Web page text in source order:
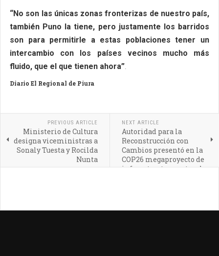
“No son las únicas zonas fronterizas de nuestro país,
también Puno la tiene, pero justamente los barridos
son para permitirle a estas poblaciones tener un
intercambio con los países vecinos mucho más
fluido, que el que tienen ahora”.
Diario El Regional de Piura
PREVIOUS ARTICLE
Ministerio de Cultura
designa viceministras a
Sonaly Tuesta y Rocilda
Nunta
NEXT ARTICLE
Autoridad para la
Reconstrucción con
Cambios presentó en la
COP26 megaproyecto de
infraestructura natural